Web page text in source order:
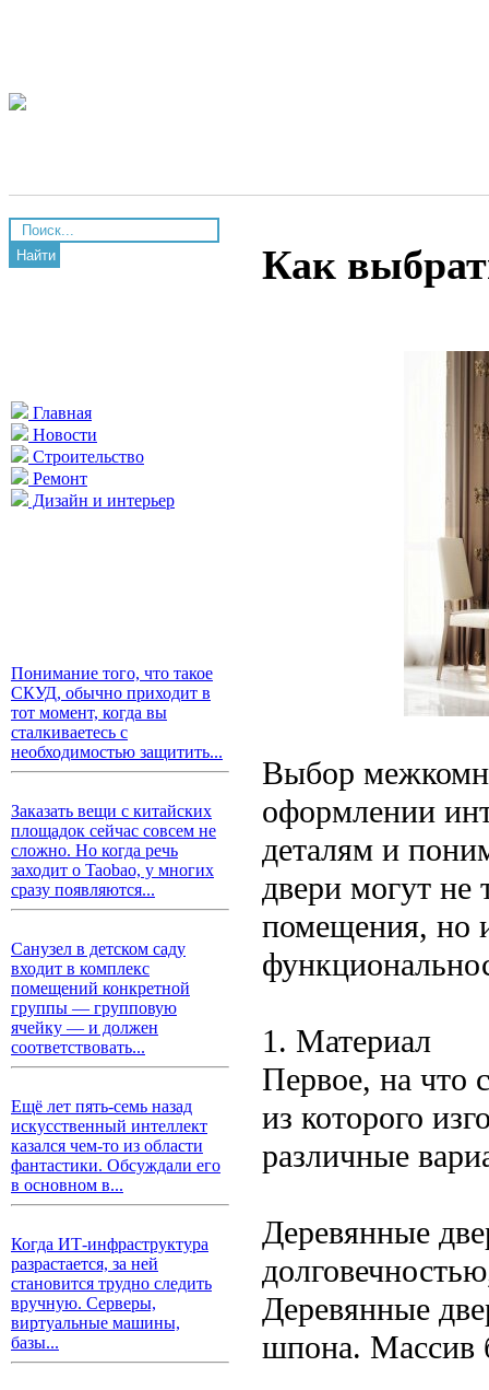
Найти
Главная
Новости
Строительство
Ремонт
Дизайн и интерьер
Понимание того, что такое
СКУД, обычно приходит в
тот момент, когда вы
сталкиваетесь с
необходимостью защитить...
Заказать вещи с китайских
площадок сейчас совсем не
сложно. Но когда речь
заходит о Taobao, у многих
сразу появляются...
Санузел в детском саду
входит в комплекс
помещений конкретной
группы — групповую
ячейку — и должен
соответствовать...
Ещё лет пять-семь назад
искусственный интеллект
казался чем-то из области
фантастики. Обсуждали его
в основном в...
Когда ИТ-инфраструктура
разрастается, за ней
становится трудно следить
вручную. Серверы,
виртуальные машины,
базы...
Как
Выбор
оформлении
деталям и
двери могут не
помещения, но
1. Материал
Первое, на что
из которого
различные
Деревянные
Деревянные
шпона. Массив